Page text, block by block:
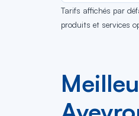
Tarifs affichés par
produits et services